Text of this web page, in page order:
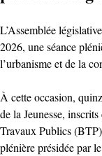
L’Assemblée
2026, une séance
l’urbanisme et de la
À cette occasion,
de la Jeunesse,
Travaux Publics
plénière présidée par